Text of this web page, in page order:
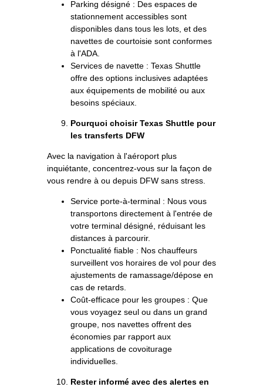
Parking désigné : Des espaces de
stationnement accessibles sont
disponibles dans tous les lots, et des
navettes de courtoisie sont conformes
à l'ADA.
Services de navette : Texas Shuttle
offre des options inclusives adaptées
aux équipements de mobilité ou aux
besoins spéciaux.
Pourquoi choisir Texas Shuttle pour
les transferts DFW
Avec la navigation à l'aéroport plus
inquiétante, concentrez-vous sur la façon de
vous rendre à ou depuis DFW sans stress.
Service porte-à-terminal : Nous vous
transportons directement à l'entrée de
votre terminal désigné, réduisant les
distances à parcourir.
Ponctualité fiable : Nos chauffeurs
surveillent vos horaires de vol pour des
ajustements de ramassage/dépose en
cas de retards.
Coût-efficace pour les groupes : Que
vous voyagez seul ou dans un grand
groupe, nos navettes offrent des
économies par rapport aux
applications de covoiturage
individuelles.
Rester informé avec des alertes en